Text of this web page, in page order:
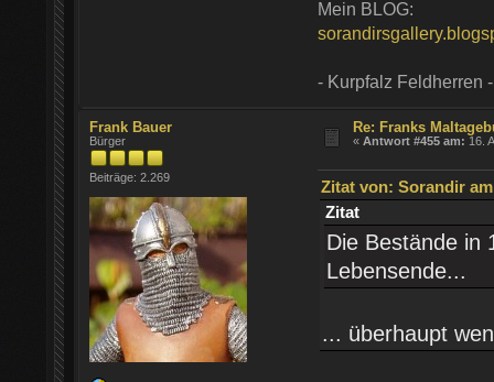
Mein BLOG:
- Kurpfalz Feldherren -
Frank Bauer
Bürger
Beiträge: 2.269
Re: Franks
«Antwort #455 am: 16.
Zitat von: Sorandir
Zitat
Die Bestände in
Lebensende...
... überhaupt